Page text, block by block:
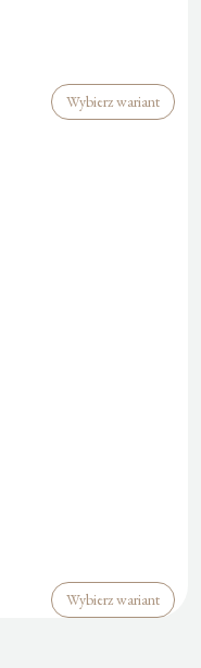
Wybierz wariant
Wybierz wariant